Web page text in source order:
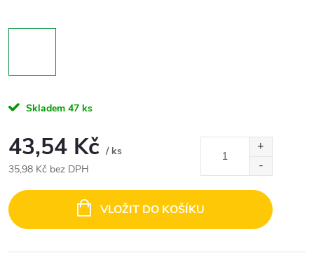
Skladem 47 ks
43,54 Kč / ks
35,98 Kč bez DPH
cena:
VLOŽIT DO KOŠÍKU